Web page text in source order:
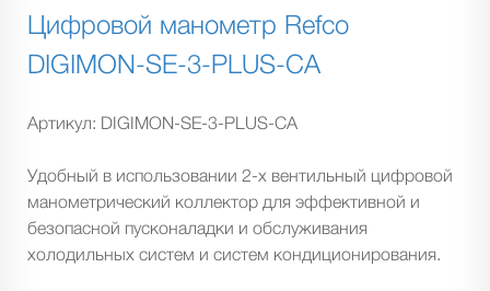
Цифровой манометр Refco
DIGIMON-SE-3-PLUS-CA
Артикул: DIGIMON-SE-3-PLUS-CA
Удобный в использовании 2-х вентильный цифровой
манометрический коллектор для эффективной и
безопасной пусконаладки и обслуживания
холодильных систем и систем кондиционирования.